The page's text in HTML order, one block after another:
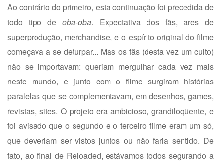
Ao contrário do primeiro, esta continuação foi precedida de
todo tipo deoba-oba. Expectativa dos fãs, ares de
superprodução, merchandise, e o espírito original do filme
começava a se deturpar... Mas os fãs (desta vez um culto)
não se importavam: queriam mergulhar cada vez mais
neste mundo, e junto com o filme surgiram histórias
paralelas que se complementavam, em desenhos, games,
revistas, sites. O projeto era ambicioso, grandiloqüente, e
foi avisado que o segundo e o terceiro filme eram um só,
que deveriam ser vistos juntos ou não faria sentido. De
fato, ao final de Reloaded, estávamos todos segurando a